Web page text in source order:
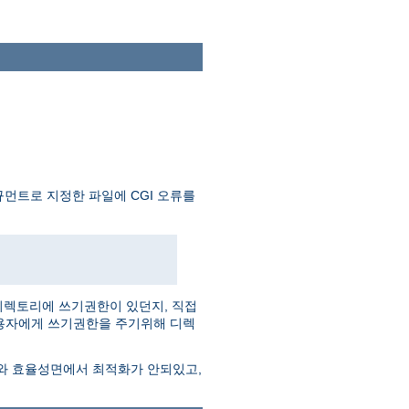
트로 지정한 파일에 CGI 오류를
토리에 쓰기권한이 있던지, 직접
에게 쓰기권한을 주기위해 디렉
효율성면에서 최적화가 안되있고,